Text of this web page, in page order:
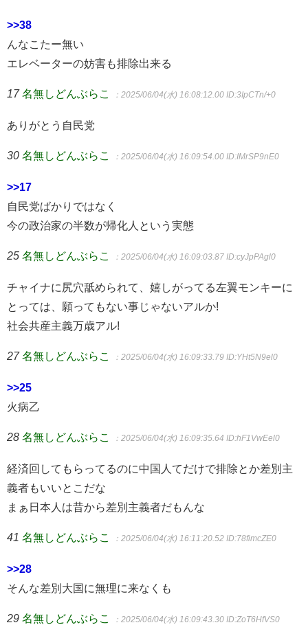
>>38
んなこたー無い
エレベーターの妨害も排除出来る
17 名無しどんぶらこ ：2025/06/04(水) 16:08:12.00 ID:3IpCTn/+0
ありがとう自民党
30 名無しどんぶらこ ：2025/06/04(水) 16:09:54.00 ID:IMrSP9nE0
>>17
自民党ばかりではなく
今の政治家の半数が帰化人という実態
25 名無しどんぶらこ ：2025/06/04(水) 16:09:03.87 ID:cyJpPAgl0
チャイナに尻穴舐められて、嬉しがってる左翼モンキーに
とっては、願ってもない事じゃないアルか!
社会共産主義万歳アル!
27 名無しどんぶらこ ：2025/06/04(水) 16:09:33.79 ID:YHt5N9el0
>>25
火病乙
28 名無しどんぶらこ ：2025/06/04(水) 16:09:35.64 ID:hF1VwEel0
経済回してもらってるのに中国人てだけで排除とか差別主
義者もいいとこだな
まぁ日本人は昔から差別主義者だもんな
41 名無しどんぶらこ ：2025/06/04(水) 16:11:20.52 ID:78fimcZE0
>>28
そんな差別大国に無理に来なくも
29 名無しどんぶらこ ：2025/06/04(水) 16:09:43.30 ID:ZoT6HfVS0